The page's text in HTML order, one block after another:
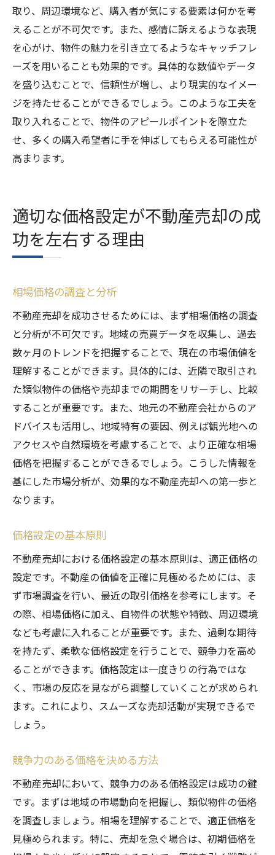
取り、周辺環境など、購入者が気にする要素は何かを考
えることが不可欠です。また、感情に訴えるような表現
を心がけ、物件の魅力を引き立てるようなキャッチフレ
ーズを用いることも効果的です。具体的な数値やデータ
を盛り込むことで、信頼性が増し、より現実的なイメー
ジを持たせることができるでしょう。このような工夫を
取り入れることで、物件のアピールポイントを際立た
せ、多くの購入希望者に手を伸ばしてもらえる可能性が
高まります。
適切な価格設定が不動産売却の成
功を左右する理由
相場価格の調査と分析
不動産売却を成功させるためには、まず相場価格の調査
と分析が不可欠です。地域の売買データを収集し、過去
数ヶ月のトレンドを把握することで、現在の市場価値を
理解することができます。具体的には、近隣で取引され
た類似物件の価格や売却までの期間をリサーチし、比較
することが重要です。また、地元の不動産会社からのア
ドバイスも活用し、地域特有の要因、例えば観光地への
アクセスや自然環境を考慮することで、より正確な相場
価格を把握することができるでしょう。こうした情報を
基にした市場分析が、効果的な不動産売却への第一歩と
なります。
価格設定の基本原則
不動産売却における価格設定の基本原則は、適正価格の
設定です。不動産の価値を正確に見極めるためには、ま
ず市場調査を行い、最近の取引価格を参考にします。そ
の際、相場価格に加え、自物件の状態や特徴、周辺環境
なども考慮に入れることが重要です。また、過剰な期待
を持たず、柔軟な価格設定を行うことで、競争力を高め
ることができます。価格設定は一度きりの行為ではな
く、市場の反応を見ながら調整していくことが求められ
ます。これにより、スムーズな売却活動が実現できるで
しょう。
競争力のある価格を決める方法
不動産売却において、競争力のある価格設定は成功の鍵
です。まずは地域の市場動向を把握し、類似物件の価格
を調査しましょう。相場を理解することで、適正価格を
見極められます。特に、売却を急ぐ場合は、初期価格を